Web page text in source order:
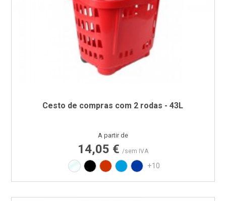
Cesto de compras com 2 rodas - 43L
Preço
A partir de
14,05 € /sem IVA
Translúcido
Preto Vermelho RAL3020
Azul PAN 299C
Azul PAN 293C
+10